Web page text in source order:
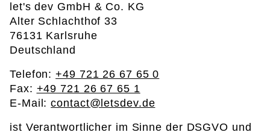
let's dev GmbH & Co. KG
Alter Schlachthof 33
76131 Karlsruhe
Deutschland
Telefon:+49 721 26 67 65 0
Fax: +49 721 26 67 65 1
E-Mail:contact@letsdev.de
ist Verantwortlicher im Sinne der DSGVO und